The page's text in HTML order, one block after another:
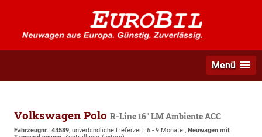
Menü
Volkswagen Polo R-Line 16" LM Ambiente ACC
Fahrzeugnr.: 44589, unverbindliche Lieferzeit: 6 - 9 Monate , Neuwagen mit